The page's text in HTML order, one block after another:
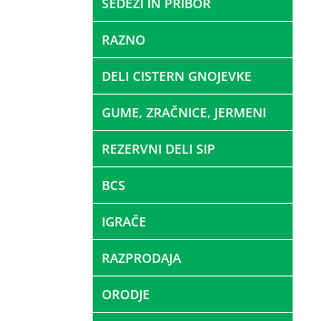
RAZNO
DELI CISTERN GNOJEVKE
GUME, ZRAČNICE, JERMENI
REZERVNI DELI SIP
BCS
IGRAČE
RAZPRODAJA
ORODJE